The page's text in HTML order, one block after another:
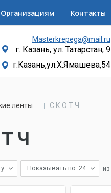
Организациям Контакты
Masterkrepega@mail.ru
г. Казань, ул. Татарстан, 9
г.Казань,ул.Х.Ямашева,54
ленты С К О Т Ч
Ч
Показывать по: 24 из